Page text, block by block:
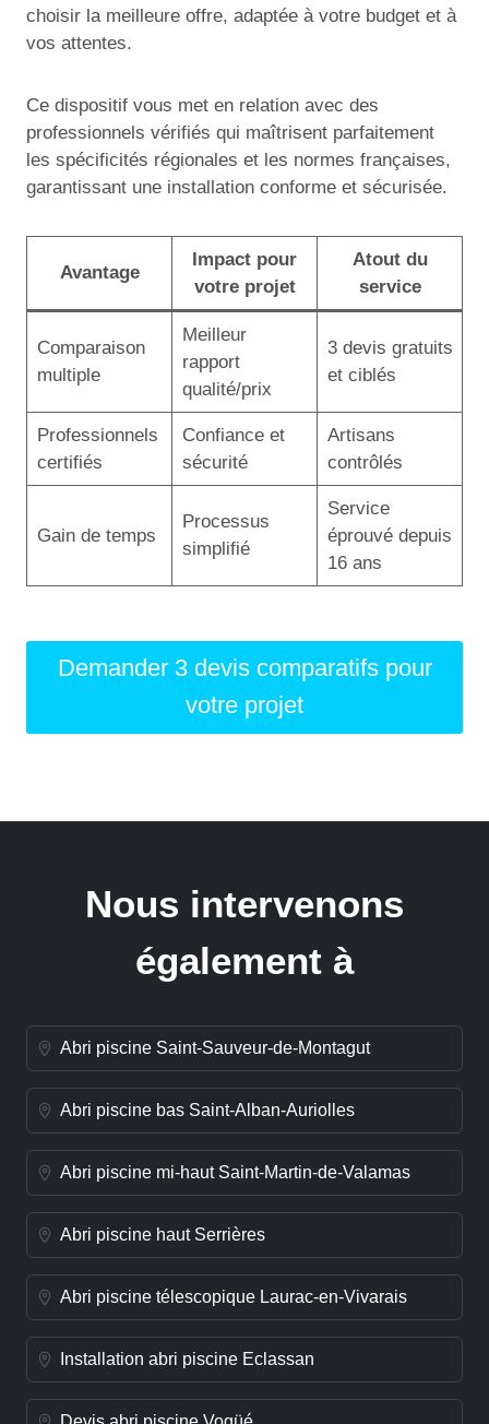
choisir la meilleure offre, adaptée à votre budget et à
vos attentes.
Ce dispositif vous met en relation avec des
professionnels vérifiés qui maîtrisent parfaitement
les spécificités régionales et les normes françaises,
garantissant une installation conforme et sécurisée.
Avantage
Impact pour
votre projet
Atout du
service
Comparaison
multiple
Meilleur
rapport
qualité/prix
3 devis gratuits
et ciblés
Professionnels
certifiés
Confiance et
sécurité
Artisans
contrôlés
Gain de temps
Processus
simplifié
Service
éprouvé depuis
16 ans
Demander 3 devis comparatifs pour
votre projet
Nous intervenons
également à
Abri piscine Saint-Sauveur-de-Montagut
Abri piscine bas Saint-Alban-Auriolles
Abri piscine mi-haut Saint-Martin-de-Valamas
Abri piscine haut Serrières
Abri piscine télescopique Laurac-en-Vivarais
Installation abri piscine Eclassan